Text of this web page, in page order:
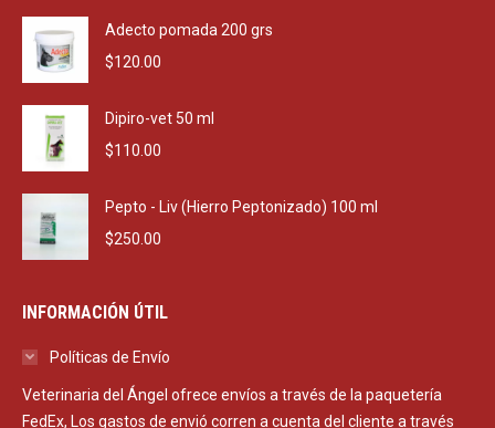
Adecto pomada 200 grs
$120.00
Dipiro-vet 50 ml
$110.00
Pepto - Liv (Hierro Peptonizado) 100 ml
$250.00
INFORMACIÓN ÚTIL
Políticas de Envío
Veterinaria del Ángel ofrece envíos a través de la paquetería
FedEx, Los gastos de envió corren a cuenta del cliente a través